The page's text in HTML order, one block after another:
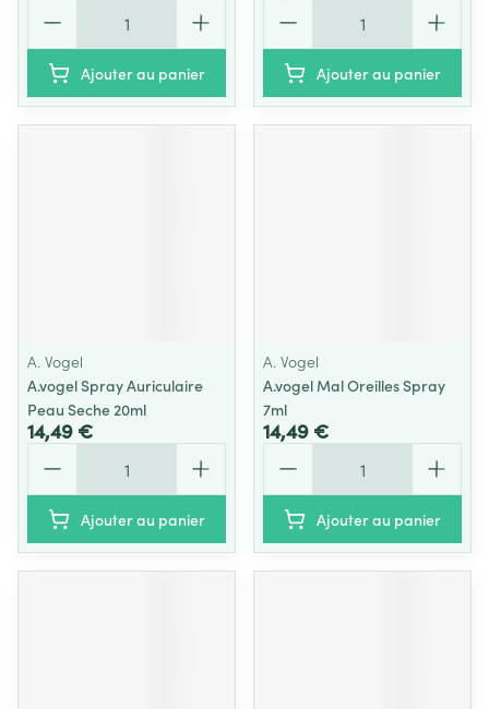
Ajouter au panier Ajouter au panier
A. Vogel
A.vogel Spray Auriculaire
Peau Seche 20ml
14,49 €
Ajouter au panier
A. Vogel
A.vogel Mal Oreilles Spray
7ml
14,49 €
Ajouter au panier